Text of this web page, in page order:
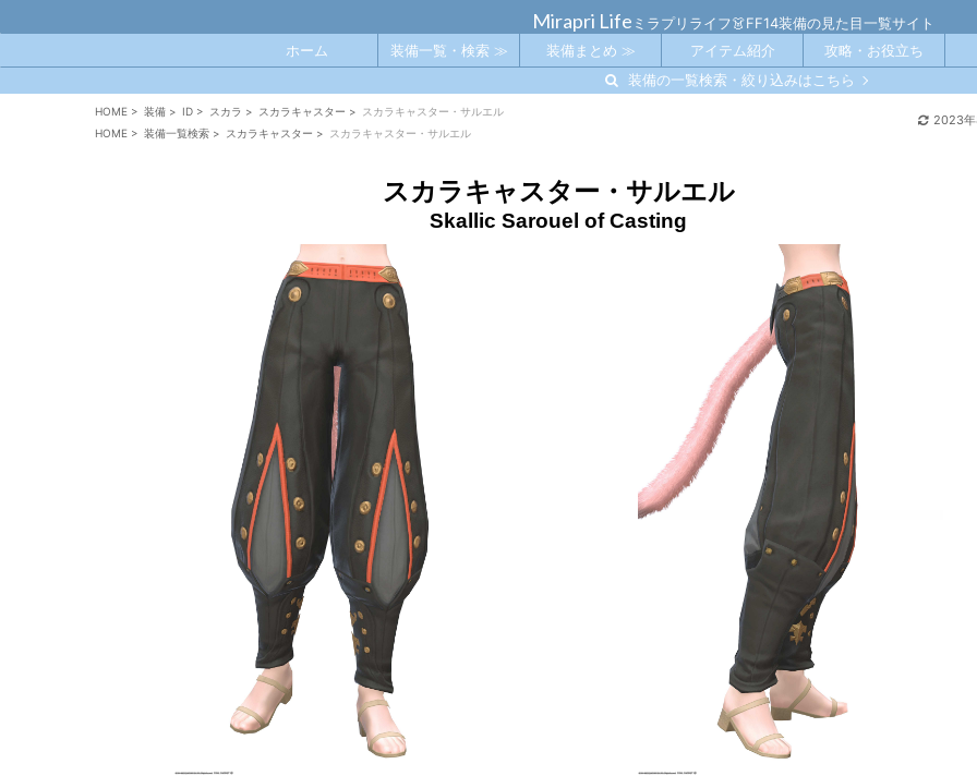
Mirapri Life ミラプリライフ👗FF14装備の見た目一覧サイト
装備の一覧検索・絞り込みはこちら
ホーム 装備一覧・検索 ≫ 装備まとめ ≫ アイテム紹介 攻略・お役立ち
HOME > 装備 > ID > スカラ > スカラキャスター >
スカラキャスター・サルエル
HOME > 装備一覧検索 > スカラキャスター > スカラキャスター・サルエル
2023
スカラキャスター・サルエル
Skallic Sarouel of Casting